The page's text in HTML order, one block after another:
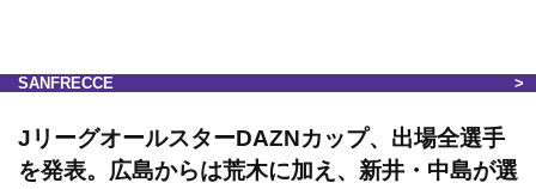
SANFRECCE
JリーグオールスターDAZNカップ、出場全選手
を発表。広島からは荒木に加え、新井・中島が選